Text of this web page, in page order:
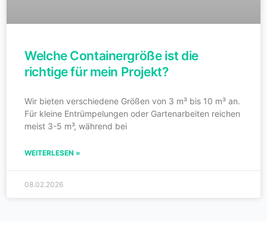
Welche Containergröße ist die
richtige für mein Projekt?
Wir bieten verschiedene Größen von 3 m³ bis 10 m³ an.
Für kleine Entrümpelungen oder Gartenarbeiten reichen
meist 3-5 m³, während bei
WEITERLESEN »
08.02.2026